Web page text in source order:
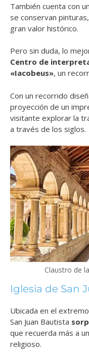
También cuenta con
se conservan
gran valor histórico.
Pero sin duda, lo
Centro de
«Iacobeus», un
Con un recorrido
proyección de un
visitante explorar la
a través de los siglos.
Claustro de
Iglesia de San
Ubicada en el
San Juan Bautista
que recuerda más a
religioso.